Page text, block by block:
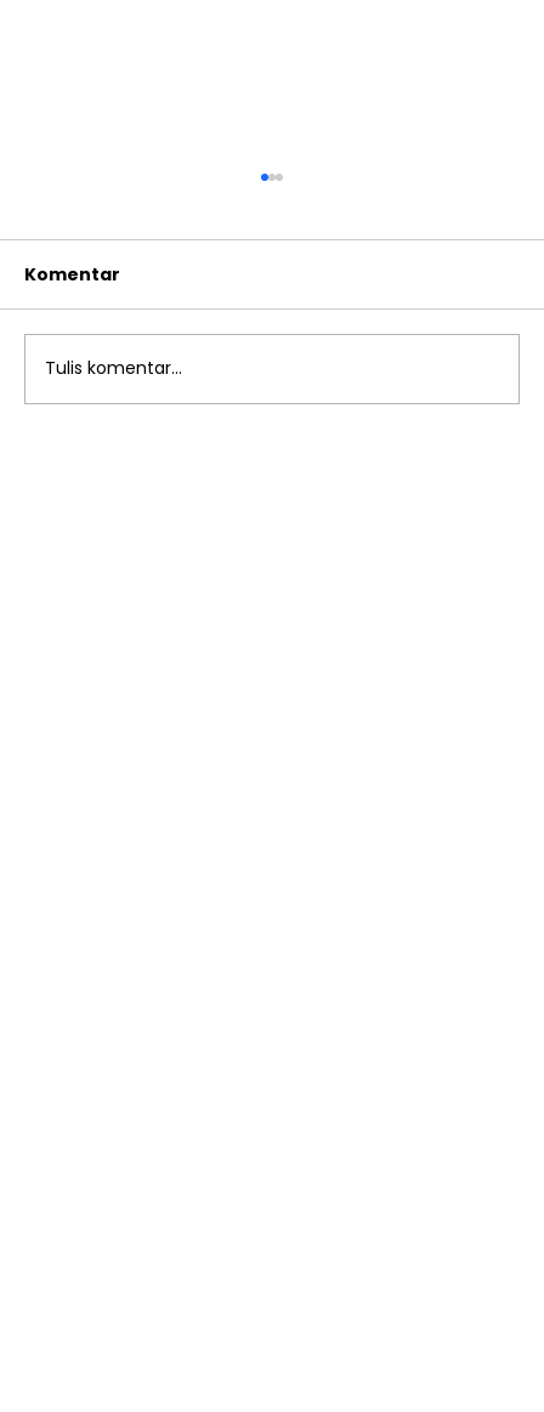
Komentar
Tulis komentar...